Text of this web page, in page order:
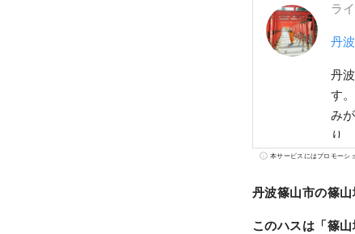
ラ
丹
丹
す
み
り
す。
本サービスにはプロモーシ
丹波篠山市の篠山
このハスは「篠